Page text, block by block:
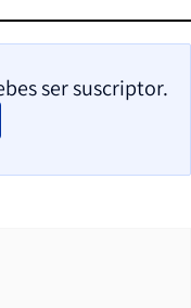
ser suscriptor.